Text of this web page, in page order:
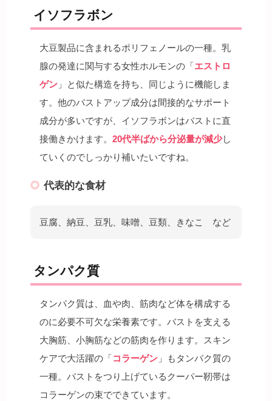
イソフラボン
大豆製品に含まれるポリフェノールの一種。乳
腺の発達に関与する女性ホルモンの「エストロ
ゲン 」と似た構造を持ち、同じように機能しま
す。他のバストアップ成分は間接的なサポート
成分が多いですが、イソフラボンはバストに直
接働きかけます。 20代半ばから分泌量が減少し
ていくのでしっかり補いたいですね。
代表的な食材
豆腐、納豆、豆乳、味噌、豆類、きなこ など
タンパク質
タンパク質は、血や肉、筋肉など体を構成する
のに必要不可欠な栄養素です。バストを支える
大胸筋、小胸筋などの筋肉を作ります。スキン
ケアで大活躍の「コラーゲン 」もタンパク質の
一種。バストをつり上げているクーパー靭帯は
コラーゲンの束でできています。